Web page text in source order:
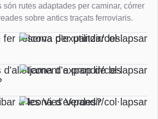
són rutes adaptades per caminar, córrer
sobre antics traçats ferroviaris.
fer reserva per utilitzar les
d'allotjament a prop de les
a les Vies Verdes?